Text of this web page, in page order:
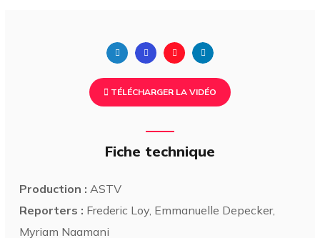
TÉLÉCHARGER LA VIDÉO
Fiche technique
Production : ASTV
Reporters : Frederic Loy, Emmanuelle Depecker,
Myriam Naamani